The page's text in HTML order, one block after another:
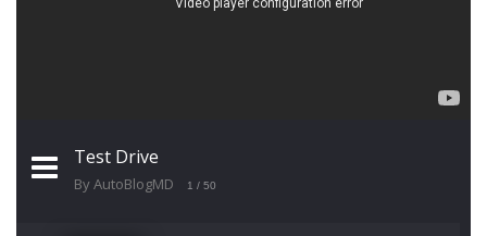
Test Drive
By AutoBlogMD 1 / 50